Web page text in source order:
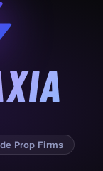
Prop Firms